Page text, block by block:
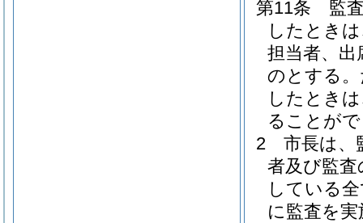
第11条
監
したとき
担当者、
のとする。
したとき
ることが
2
市長は、
者及び監
している
に監査を